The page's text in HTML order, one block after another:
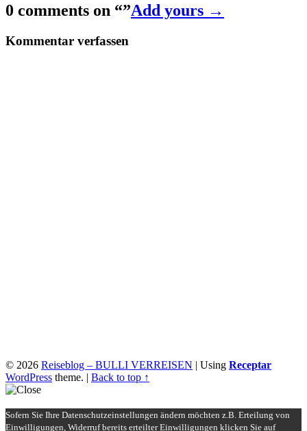
0 comments on “”Add yours →
Kommentar verfassen
© 2026 Reiseblog – BULLI VERREISEN | Using Receptar
WordPress theme. | Back to top ↑
Sofern Sie Ihre Datenschutzeinstellungen ändern möchten z.B. Erteilung von
Einwilligungen, Widerruf bereits erteilter Einwilligungen klicken Sie auf